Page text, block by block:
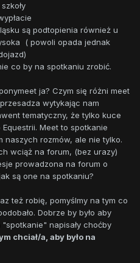
są podtopienia również u
( powoli opada jednak
co by na spotkaniu zrobić.
ja? Czym się różni meet
wytykając nam
tematyczny, że tylko kuce
Meet to spotkanie
naszych rozmów, ale nie tylko.
wciąż na forum, (bez urazy)
prowadzona na forum o
są one na spotkaniu?
też robię, pomyślmy na tym co
Dobrze by było aby
napisały choćby
chciał/a, aby było na